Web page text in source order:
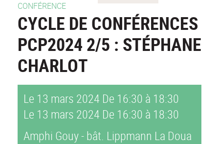
CONFÉRENCE
CYCLE DE CONFÉRENCES
PCP2024 2/5 : STÉPHANE
CHARLOT
Le 13 mars 2024 De 16:30 à 18:30
Le 13 mars 2024 De 16:30 à 18:30
Amphi Gouy - bât. Lippmann La Doua